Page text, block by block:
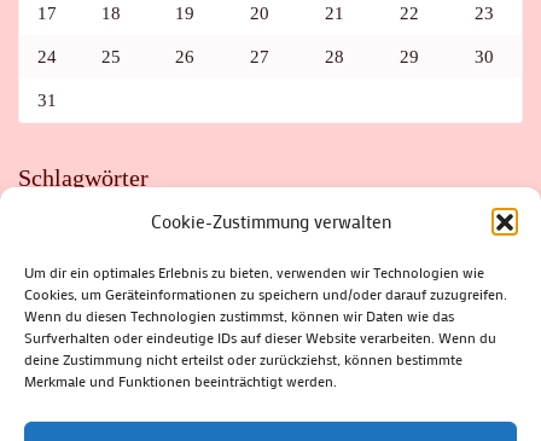
Cookie-Zustimmung verwalten
Um dir ein optimales Erlebnis zu bieten, verwenden wir Technologien wie
Cookies, um Geräteinformationen zu speichern und/oder darauf zuzugreifen.
Wenn du diesen Technologien zustimmst, können wir Daten wie das
Surfverhalten oder eindeutige IDs auf dieser Website verarbeiten. Wenn du
deine Zustimmung nicht erteilst oder zurückziehst, können bestimmte
Merkmale und Funktionen beeinträchtigt werden.
17 18 19 20 21 22 23
24 25 26 27 28 29 30
31
Schlagwörter
FAHRRAD
FLOHMARKT FOLK GEWINNSPIEL
HITZE
HITZEFALLE AUTO
IRISH DANCE JAZZ
KABARETT
KINDER
KIRMES KLASSIK
KLEINE SUHLER REIHE
KRIMI
KULTUR LESUNG LOTTO
MEININGEN
PARASITEN
PILZE SCHLEUSINGEN
SCHULWEG
SOMMERFERIEN
SPORT SRH
STADTFEST
STADTMARKETING
STRASSENSPERRUNG
SUHL
SUHLER FRÜHLING
SUHLER STADTMARKETING
THÜRINGER WALD
ZELLA-MEHLIS